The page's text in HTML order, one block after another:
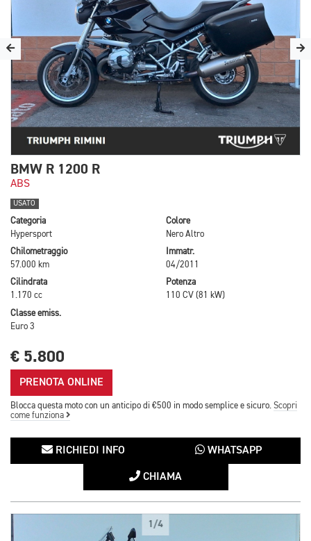
BMW R 1200 R
ABS
USATO
Categoria
Hypersport
Colore
Nero Altro
Chilometraggio
57.000 km
Immatr.
04/2011
Cilindrata
1.170 cc
Potenza
110 CV (81 kW)
Classe emiss.
Euro 3
€ 5.800
PRENOTA ONLINE
Blocca questa moto con un anticipo di €500 in modo semplice e sicuro. Scopri
come funziona
RICHIEDI INFO WHATSAPP
CHIAMA
1/4